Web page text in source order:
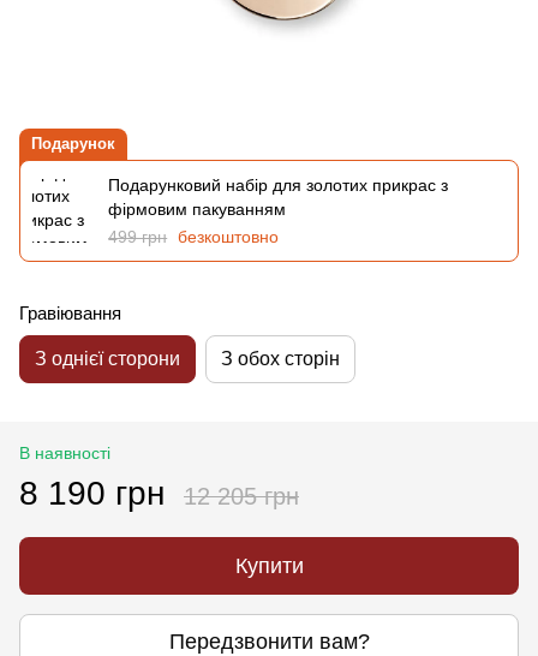
Подарунок
Подарунковий набір для золотих прикрас з
фірмовим пакуванням
499 грн безкоштовно
Гравіювання
З однієї сторони З обох сторін
В наявності
8 190 грн 12 205 грн
Купити
Передзвонити вам?